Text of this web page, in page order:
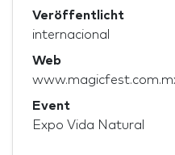
Veröffentlicht
internacional
Web
Event
Expo Vida Natural